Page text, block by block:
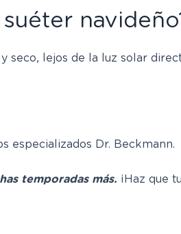
lejos de la luz solar
especializados Dr. Beckmann.
temporadas más. ¡Haz que